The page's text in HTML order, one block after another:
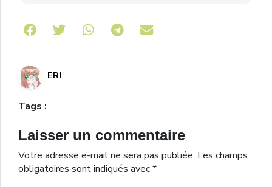
Share on Telegram
ERI
Tags :
Laisser un commentaire
Votre adresse e-mail ne sera pas publiée. Les champs
obligatoires sont indiqués avec*